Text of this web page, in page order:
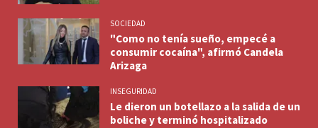
SOCIEDAD
"Como no tenía sueño, empecé a
consumir cocaína", afirmó Candela
Arizaga
INSEGURIDAD
Le dieron un botellazo a la salida de un
boliche y terminó hospitalizado